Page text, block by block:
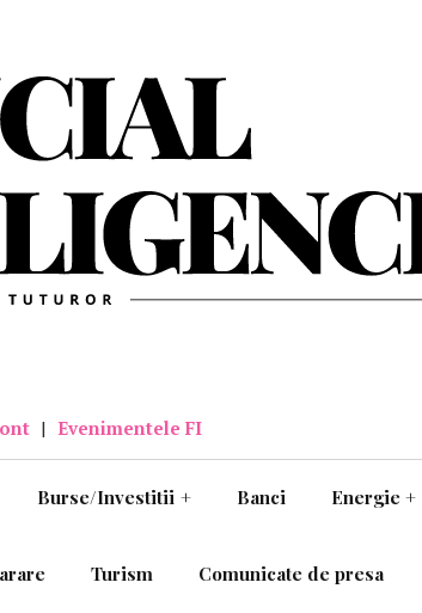
| Evenimentele FI
Burse/Investitii + Banci Energie +
Turism Comunicate de presa